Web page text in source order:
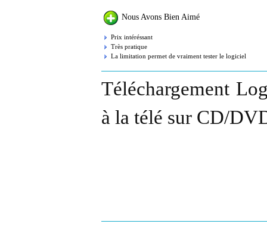
Nous Avons Bien Aimé
Prix intéréssant
Très pratique
La limitation permet de vraiment tester le logiciel
Téléchargement
à la télé sur CD/